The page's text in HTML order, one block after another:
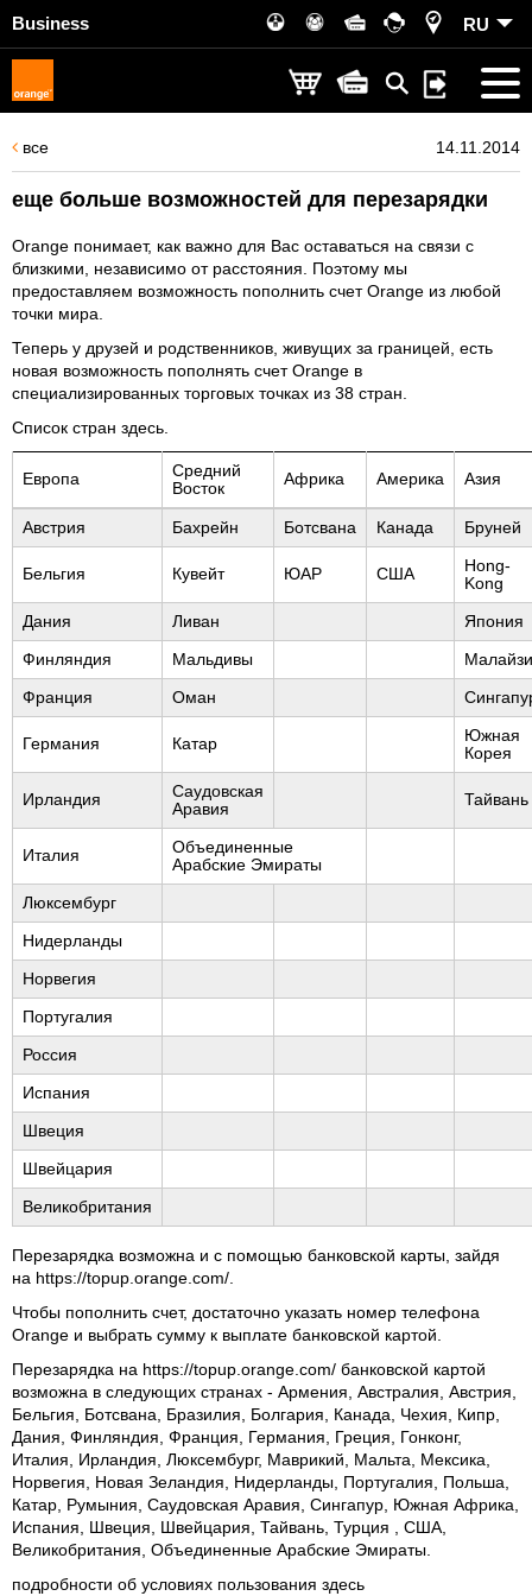
Business RU
все 14.11.2014
еще больше возможностей для перезарядки
Orange понимает, как важно для Вас оставаться на связи с
близкими, независимо от расстояния. Поэтому мы
предоставляем возможность пополнить счет Orange из любой
точки мира.
Теперь у друзей и родственников, живущих за границей, есть
новая возможность пополнять счет Orange в
специализированных торговых точках из 38 стран.
Список стран здесь.
Европа
Cредний
Восток
Африка Америка Азия
Австрия Бахрейн Ботсвана Канада Бруней
Бельгия Кувейт ЮАР США
Hong-
Kong
Дания
Ливан
Япония
Финляндия
Мальдивы
Франция
Оман
Германия Катар
Южная
Корея
Ирландия
Саудовская
Аравия
Тайвань
Италия
Объединенные
Арабские Эмираты
Люксембург
Нидерланды
Норвегия
Португалия
Россия
Испания
Швеция
Швейцария
Великобритания
Перезарядка возможна и с помощью банковской карты, зайдя
на https://topup.orange.com/
Чтобы пополнить счет, достаточно указать номер телефона
Orange и выбрать сумму к выплате банковской картой.
Перезарядка на https://topup.orange.com/ банковской картой
возможна в следующих странах - Армения, Австралия, Австрия,
Бельгия, Ботсвана, Бразилия, Болгария, Канада, Чехия, Кипр,
Дания, Финляндия, Франция, Германия, Греция, Гонконг,
Италия, Ирландия, Люксембург, Маврикий, Мальта, Мексика,
Норвегия, Новая Зеландия, Нидерланды, Португалия, Польша,
Катар, Румыния, Саудовская Аравия, Сингапур, Южная Африка,
Испания, Швеция, Швейцария, Тайвань, Турция , США,
Великобритания, Объединенные Арабские Эмираты.
подробности об условиях пользования здесь